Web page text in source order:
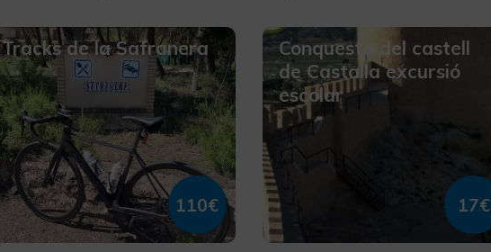
Tracks de la Safranera
110€
Conquesta del castell
de Castalla excursió
escolar
17€